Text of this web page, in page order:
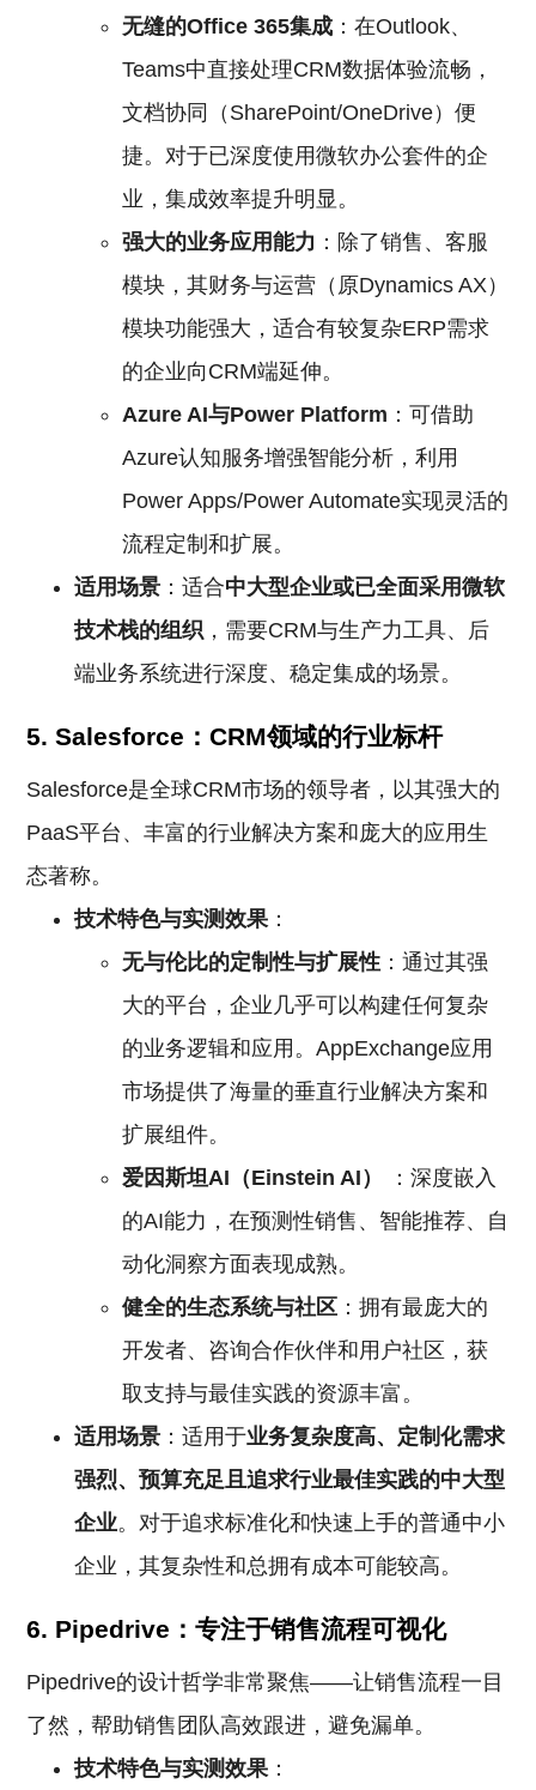
无缝的Office 365集成 ：在Outlook、
Teams中直接处理CRM数据体验流畅，
文档协同（SharePoint/OneDrive）便
捷。对于已深度使用微软办公套件的企
业，集成效率提升明显。
强大的业务应用能力 ：除了销售、客服
模块，其财务与运营（原Dynamics AX）
模块功能强大，适合有较复杂ERP需求
的企业向CRM端延伸。
Azure AI与Power Platform ：可借助
Azure认知服务增强智能分析，利用
Power Apps/Power Automate实现灵活的
流程定制和扩展。
适用场景 ：适合中大型企业或已全面采用微软
技术栈的组织 ，需要CRM与生产力工具、后
端业务系统进行深度、稳定集成的场景。
5. Salesforce：CRM领域的行业标杆
Salesforce是全球CRM市场的领导者，以其强大的
PaaS平台、丰富的行业解决方案和庞大的应用生
态著称。
技术特色与实测效果：
无与伦比的定制性与扩展性 ：通过其强
大的平台，企业几乎可以构建任何复杂
的业务逻辑和应用。AppExchange应用
市场提供了海量的垂直行业解决方案和
扩展组件。
爱因斯坦AI（Einstein AI）
：深度嵌入
的AI能力，在预测性销售、智能推荐、自
动化洞察方面表现成熟。
健全的生态系统与社区 ：拥有最庞大的
开发者、咨询合作伙伴和用户社区，获
取支持与最佳实践的资源丰富。
适用场景 ：适用于业务复杂度高、定制化需求
强烈、预算充足且追求行业最佳实践的中大型
企业。对于追求标准化和快速上手的普通中小
企业，其复杂性和总拥有成本可能较高。
6. Pipedrive：专注于销售流程可视化
Pipedrive的设计哲学非常聚焦——让销售流程一目
了然，帮助销售团队高效跟进，避免漏单。
技术特色与实测效果：